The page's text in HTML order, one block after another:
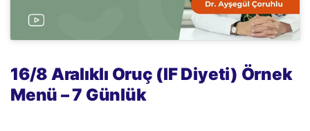
16/8 Aralıklı Oruç (IF Diyeti) Örnek
Menü – 7 Günlük